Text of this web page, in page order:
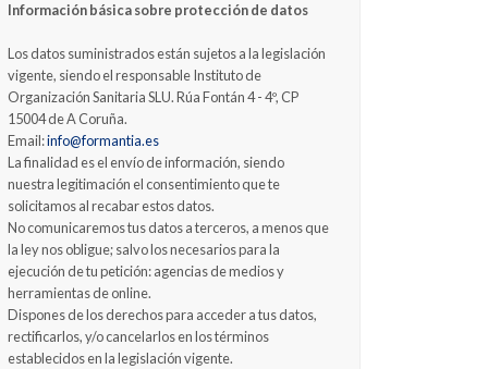
Información básica sobre protección de datos
Los datos suministrados están sujetos a la legislación
vigente, siendo el responsable Instituto de
Organización Sanitaria SLU. Rúa Fontán 4 - 4º, CP
15004 de A Coruña.
Email:info@formantia.es
La finalidad es el envío de información, siendo
nuestra legitimación el consentimiento que te
solicitamos al recabar estos datos.
No comunicaremos tus datos a terceros, a menos que
la ley nos obligue; salvo los necesarios para la
ejecución de tu petición: agencias de medios y
herramientas de online.
Dispones de los derechos para acceder a tus datos,
rectificarlos, y/o cancelarlos en los términos
establecidos en la legislación vigente.